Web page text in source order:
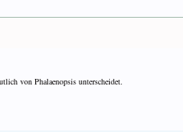
von Phalaenopsis unterscheidet.